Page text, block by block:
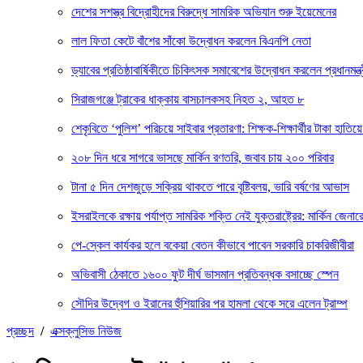
দেশের সশস্ত্র বিদ্রোহীদের বিরুদ্ধে সামরিক অভিযান শুরু ইয়েমেনের
লাল ফিতা কেটে বাঁশের সাঁকো উদ্বোধন করলেন বিএনপি নেতা
ড্যাবের প্রতিষ্ঠাবার্ষিকীতে চিকিৎসক সমাবেশের উদ্বোধন করলেন
সিরাজগঞ্জে ট্রাকের ধাক্কায় বাসচালকসহ নিহত ২, আহত ৮
শেকৃবিতে ‘পুলিশ’ পরিচয়ে সাইবার প্রতারণা: শিক্ষক-শিক্ষার্থীর টাকা
২০৮ দিন ধরে সাগরে ভাসছে মার্কিন রণতরি, জবাব চায় ২০০ পরিবার
টানা ৫ দিন দেশজুড়ে সক্রিয় থাকতে পারে বৃষ্টিবলয়, ভারি বর্ষণের আভাস
ইসরাইলকে রক্ষায় পর্যাপ্ত সামরিক শক্তি নেই যুক্তরাষ্ট্রের: মার্কিন
পে-স্কেল কার্যকর হলে বকেয়া বেতন কীভাবে পাবেন সরকারি চাকরিজীবীরা
অভিবাসী ঠেকাতে ১৬০০ ফুট দীর্ঘ ভাসমান প্রতিবন্ধক বসাচ্ছে স্পেন
সৌদির উদ্বেগ ও ইরানের হুঁশিয়ারির পর হামলা থেকে সরে এলেন ট্রাম্প
প্রচ্ছদ / এক্সক্লুসিভ নিউজ